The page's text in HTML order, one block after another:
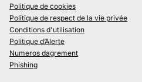
Politique de cookies
Politique de respect de la vie privée
Conditions d'utilisation
Politique d’Alerte
Numeros dagrement
Phishing